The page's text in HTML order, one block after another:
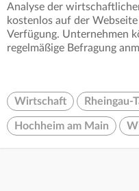
Analyse der
kostenlos auf der
Verfügung. Unternehmen
regelmäßige Befragung
Wirtschaft Rheingau-
Hochheim am Main